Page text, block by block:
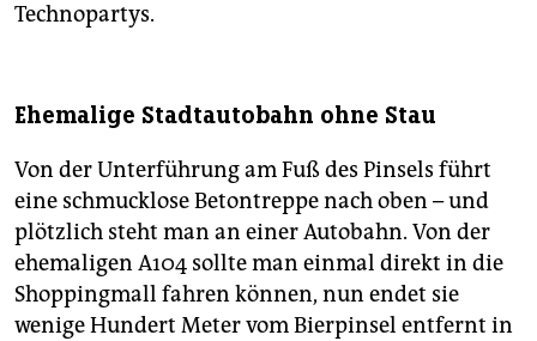
Technopartys.
Ehemalige Stadtautobahn ohne Stau
Von der Unterführung am Fuß des Pinsels führt
eine schmucklose Betontreppe nach oben – und
plötzlich steht man an einer Autobahn. Von der
ehemaligen A104 sollte man einmal direkt in die
Shoppingmall fahren können, nun endet sie
wenige Hundert Meter vom Bierpinsel entfernt in